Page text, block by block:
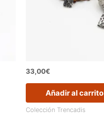
33,00€
Añadir al carrito
Colección Trencadis